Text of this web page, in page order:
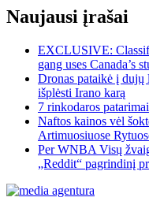
Naujausi įrašai
EXCLUSIVE:
gang uses Canada’s
Dronas pataikė į dujų
išplėsti Irano karą
7 rinkodaros
Naftos kainos vėl
Artimuosiuose
Per WNBA Visų
„Reddit“ pagrindinį